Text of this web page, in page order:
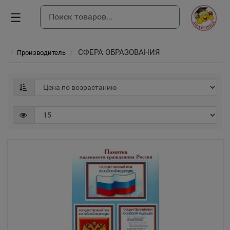
☰
Производитель СФЕРА ОБРАЗОВАНИЯ